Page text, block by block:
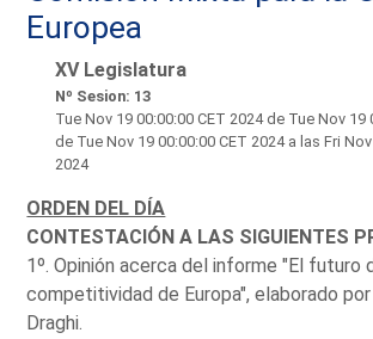
Europea
XV Legislatura
Nº Sesion: 13
Tue Nov 19 00:00:00 CET 2024de Tue Nov 19
de Tue Nov 19 00:00:00 CET 2024 a las Fri
2024
ORDEN DEL DÍA
CONTESTACIÓN A LAS SIGUIENTES
1º. Opinión acerca del informe "El futuro
competitividad de Europa", elaborado por
Draghi.